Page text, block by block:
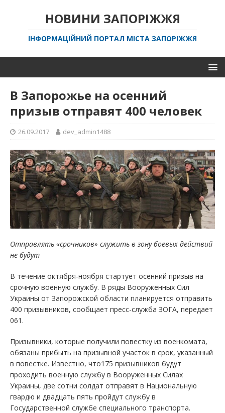
НОВИНИ ЗАПОРІЖЖЯ
ІНФОРМАЦІЙНИЙ ПОРТАЛ МІСТА ЗАПОРІЖЖЯ
В Запорожье на осенний
призыв отправят 400 человек
26.09.2017 dev_admin1488
Отправлять «срочников» служить в зону боевых действий
не будут
В течение октября-ноября стартует осенний призыв на
срочную военную службу. В ряды Вооруженных Сил
Украины от Запорожской области планируется отправить
400 призывников, сообщает пресс-служба ЗОГА, передает
061.
Призывники, которые получили повестку из военкомата,
обязаны прибыть на призывной участок в срок, указанный
в повестке. Известно, что175 призывников будут
проходить военную службу в Вооруженных Силах
Украины, две сотни солдат отправят в Национальную
гвардю и двадцать пять пройдут службу в
Государственной службе специального транспорта.